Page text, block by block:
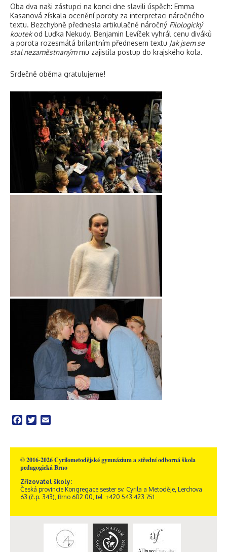
Oba dva naši zástupci na konci dne slavili úspěch: Emma
Kasanová získala ocenění poroty za interpretaci náročného
textu. Bezchybně přednesla artikulačně náročný Filologický
koutekod Luďka Nekudy. Benjamin Levíček vyhrál cenu diváků
a porota rozesmátá brilantním přednesem textu Jak jsem se
stal nezaměstnanýmmu zajistila postup do krajského kola.
Srdečně oběma gratulujeme!
Facebook
Twitter
© 2016-2026 Cyrilometodějské gymnázium a střední odborná škola
pedagogická Brno
Zřizovatel školy:
Česká provincie Kongregace sester sv. Cyrila a Metoděje, Lerchova
63 (č.p. 343), Brno 602 00, tel: +420 543 423 751